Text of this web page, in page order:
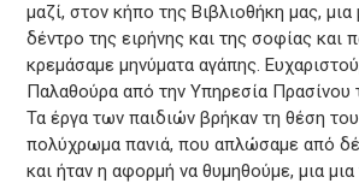
μαζί, στον κήπο της Βιβλιοθήκη μας, μια
δέντρο της ειρήνης και της σοφίας και
κρεμάσαμε μηνύματα αγάπης.
Παλαθούρα από την Υπηρεσία Πρασίνου
Τα έργα των παιδιών βρήκαν τη θέση
πολύχρωμα πανιά, που απλώσαμε από
και ήταν η αφορμή να θυμηθούμε, μια